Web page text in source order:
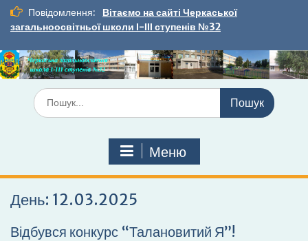
Перейти
вмісту
Повідомлення:
Вітаємо на сайті Черкаської
загальноосвітньої школи І-ІІІ ступенів №32
Шукати:
Меню
День: 12.03.2025
Відбувся конкурс “Талановитий Я”!